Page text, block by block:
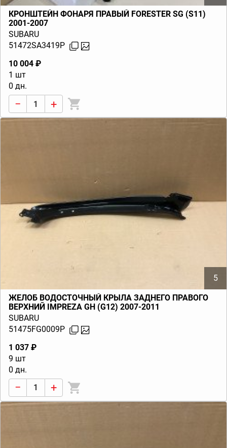
КРОНШТЕЙН ФОНАРЯ ПРАВЫЙ FORESTER SG (S11)
2001-2007
SUBARU
51472SA3419P
10 004 ₽
1 шт
0 дн.
− +
5
ЖЕЛОБ ВОДОСТОЧНЫЙ КРЫЛА ЗАДНЕГО ПРАВОГО
ВЕРХНИЙ IMPREZA GH (G12) 2007-2011
SUBARU
51475FG0009P
1 037 ₽
9 шт
0 дн.
− +